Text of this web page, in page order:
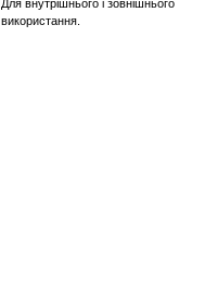
Для внутрішнього і зовнішнього
використання.